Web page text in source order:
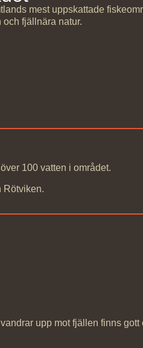
mest uppskattade
och fjällnära natur.
100 vatten i området.
Rötviken.
upp mot fjällen finns gott